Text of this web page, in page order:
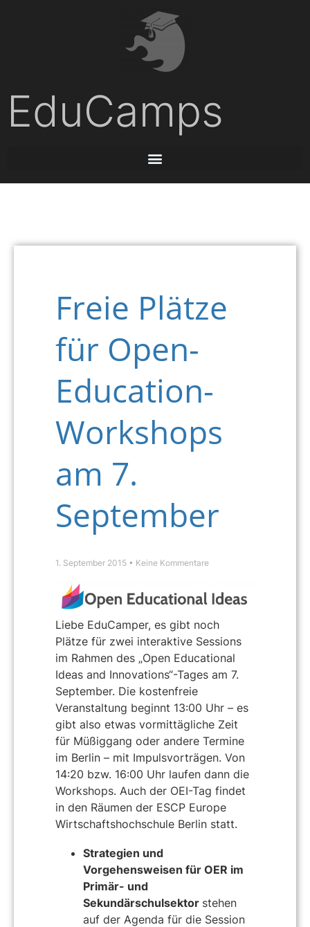
EduCamps
Freie Plätze
für Open-
Education-
Workshops
am 7.
September
1. September 2015 Keine Kommentare
Liebe EduCamper, es gibt noch
Plätze für zwei interaktive Sessions
im Rahmen des „Open Educational
Ideas and Innovations“-Tages am 7.
September. Die kostenfreie
Veranstaltung beginnt 13:00 Uhr – es
gibt also etwas vormittägliche Zeit
für Müßiggang oder andere Termine
im Berlin – mit Impulsvorträgen. Von
14:20 bzw. 16:00 Uhr laufen dann die
Workshops. Auch der OEI-Tag findet
in den Räumen der ESCP Europe
Wirtschaftshochschule Berlin statt.
Strategien und
Vorgehensweisen für OER im
Primär- und
Sekundärschulsektor stehen
auf der Agenda für die Session